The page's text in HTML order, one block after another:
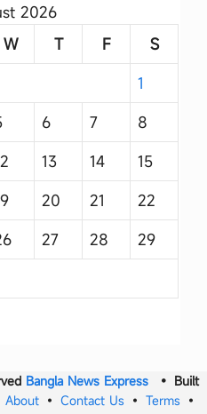
2026
W T F
S
1
6 7
8
13 14
15
20 21
22
27 28
29
Bangla News Express• Built
About • Contact Us • Terms •